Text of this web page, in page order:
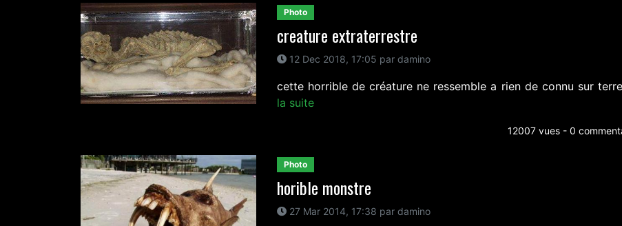
Photo
creature extraterrestre
12 Dec 2018, 17:05 par damino
cette horrible de créature ne ressemble a rien de connu sur
la suite
12007 vues - 0
Photo
horible monstre
27 Mar 2014, 17:38 par damino